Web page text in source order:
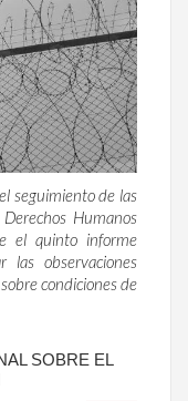
seguimiento de las
Humanos
el quinto informe
las observaciones
condiciones de
SOBRE EL